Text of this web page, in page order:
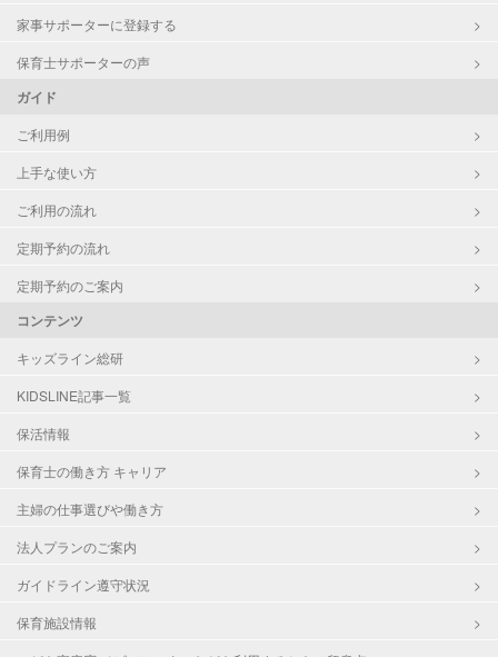
家事サポーターに登録する
保育士サポーターの声
ガイド
ご利用例
上手な使い方
ご利用の流れ
定期予約の流れ
定期予約のご案内
コンテンツ
キッズライン総研
KIDSLINE記事一覧
保活情報
保育士の働き方 キャリア
主婦の仕事選びや働き方
法人プランのご案内
ガイドライン遵守状況
保育施設情報